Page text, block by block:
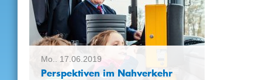
Mo.. 17.06.2019
Perspektiven im Nahverkehr